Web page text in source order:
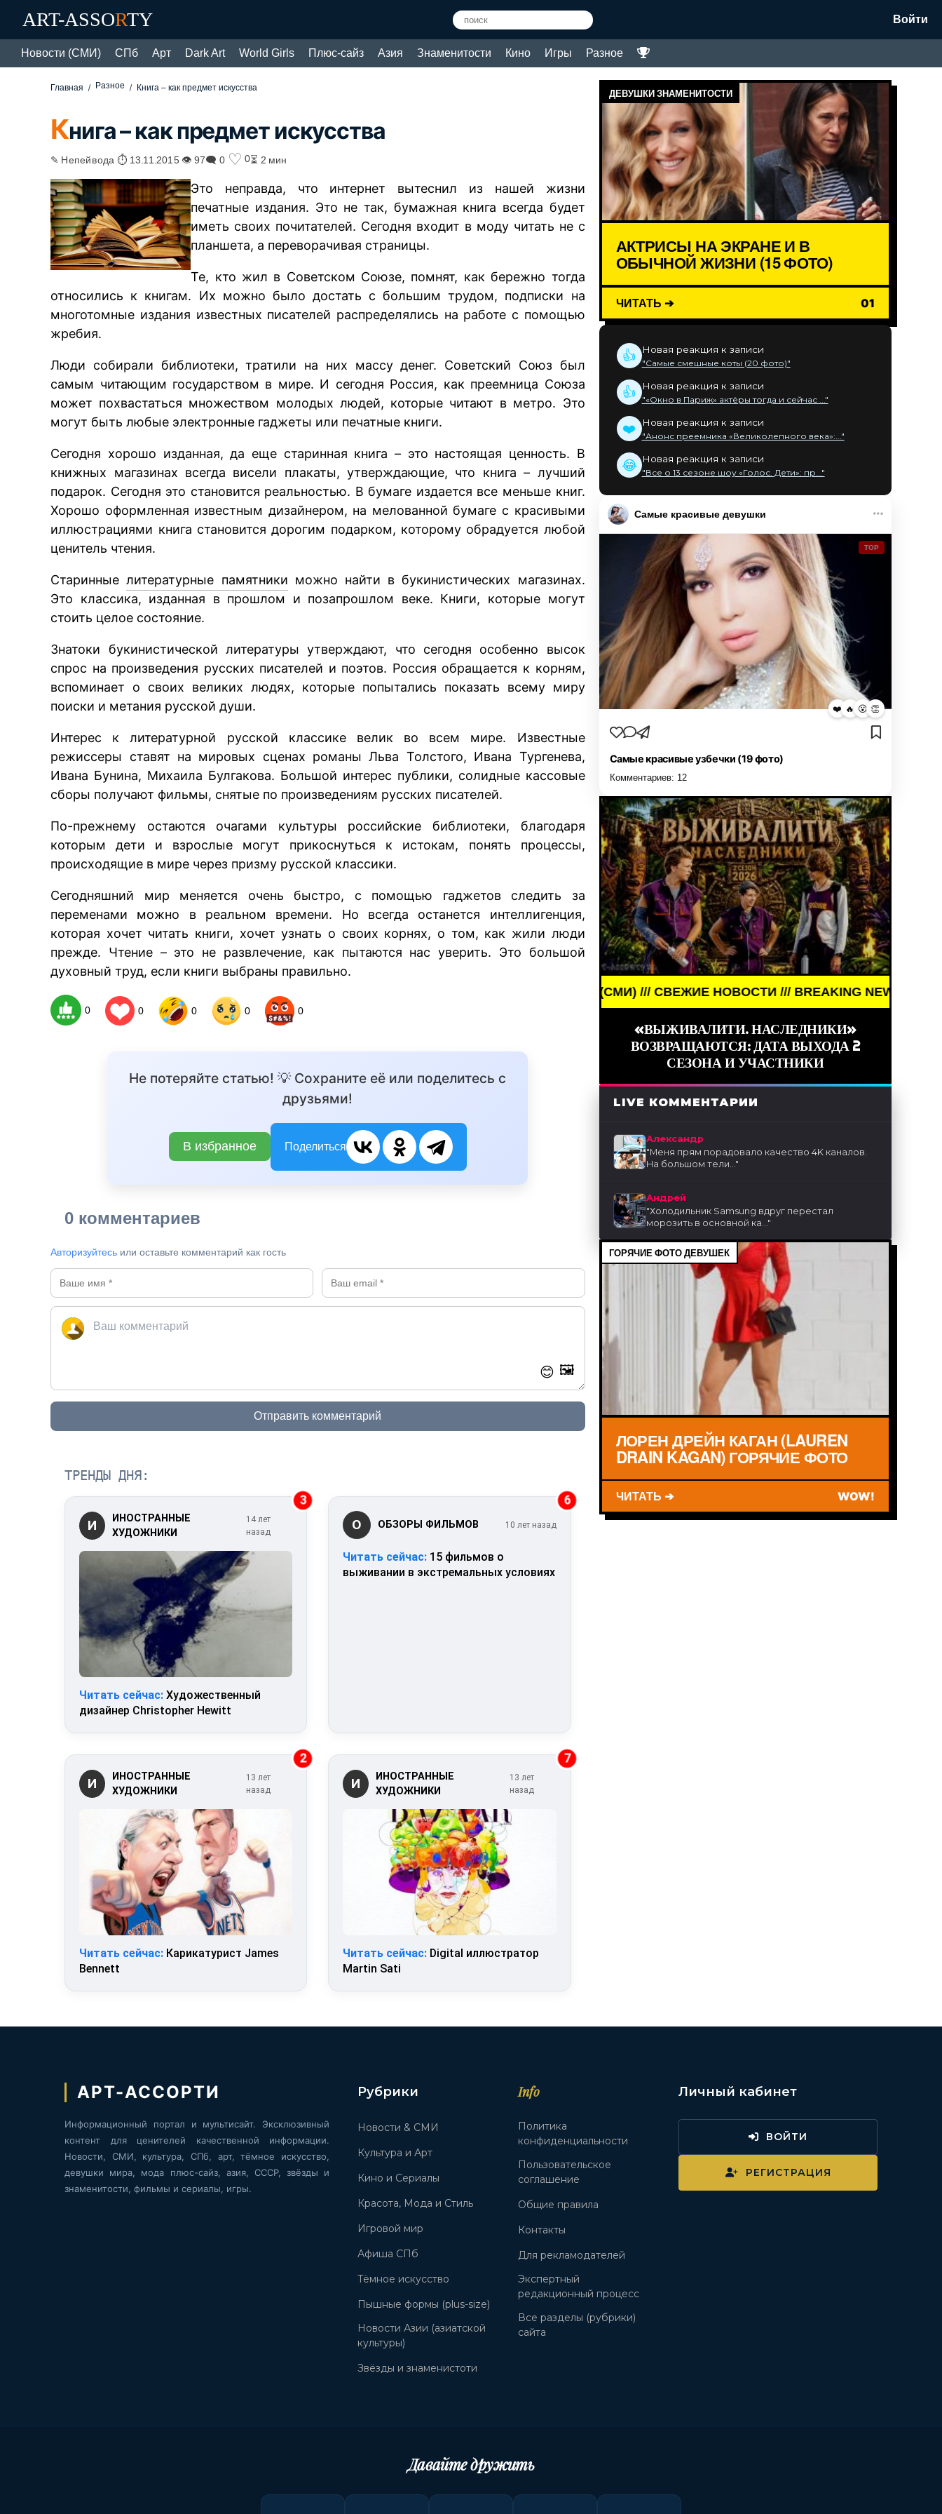
ART-ASSORTY Войти
Новости (СМИ) СПб Арт Dark Art World Girls Плюс-сайз Азия Знаменитости Кино Игры Разное
Главная Разное Книга – как предмет искусства
Книга – как предмет искусства
✎ Непейвода ⏱ 13.11.2015 👁 97🗨 0 ♡ 0⏳ 2 мин
Это неправда, что интернет вытеснил из нашей жизни
печатные издания. Это не так, бумажная книга всегда будет
иметь своих почитателей. Сегодня входит в моду читать не с
планшета, а переворачивая страницы.
Те, кто жил в Советском Союзе, помнят, как бережно тогда
относились к книгам. Их можно было достать с большим трудом, подписки на
многотомные издания известных писателей распределялись на работе с помощью
жребия.
Люди собирали библиотеки, тратили на них массу денег. Советский Союз был
самым читающим государством в мире. И сегодня Россия, как преемница Союза
может похвастаться множеством молодых людей, которые читают в метро. Это
могут быть любые электронные гаджеты или печатные книги.
Сегодня хорошо изданная, да еще старинная книга – это настоящая ценность. В
книжных магазинах всегда висели плакаты, утверждающие, что книга – лучший
подарок. Сегодня это становится реальностью. В бумаге издается все меньше книг.
Хорошо оформленная известным дизайнером, на мелованной бумаге с красивыми
иллюстрациями книга становится дорогим подарком, которому обрадуется любой
ценитель чтения.
Старинныелитературные памятники можно найти в букинистических магазинах.
Это классика, изданная в прошлом и позапрошлом веке. Книги, которые могут
стоить целое состояние.
Знатоки букинистической литературы утверждают, что сегодня особенно высок
спрос на произведения русских писателей и поэтов. Россия обращается к корням,
вспоминает о своих великих людях, которые попытались показать всему миру
поиски и метания русской души.
Интерес к литературной русской классике велик во всем мире. Известные
режиссеры ставят на мировых сценах романы Льва Толстого, Ивана Тургенева,
Ивана Бунина, Михаила Булгакова. Большой интерес публики, солидные кассовые
сборы получают фильмы, снятые по произведениям русских писателей.
По-прежнему остаются очагами культуры российские библиотеки, благодаря
которым дети и взрослые могут прикоснуться к истокам, понять процессы,
происходящие в мире через призму русской классики.
Сегодняшний мир меняется очень быстро, с помощью гаджетов следить за
переменами можно в реальном времени. Но всегда останется интеллигенция,
которая хочет читать книги, хочет узнать о своих корнях, о том, как жили люди
прежде. Чтение – это не развлечение, как пытаются нас уверить. Это большой
духовный труд, если книги выбраны правильно.
0 0 0 0 0
Не потеряйте статью! 💡 Сохраните её или поделитесь с
друзьями!
В избранное Поделиться
0 комментариев
Авторизуйтесь или оставьте комментарий как гость
😊 🖼️
Отправить комментарий
ТРЕНДЫ ДНЯ:
3
И
ИНОСТРАННЫЕ
ХУДОЖНИКИ
14 лет
назад
Читать сейчас: Художественный
дизайнер Christopher Hewitt
6
О ОБЗОРЫ ФИЛЬМОВ 10 лет назад
Читать сейчас: 15 фильмов о
выживании в экстремальных условиях
2
И
ИНОСТРАННЫЕ
ХУДОЖНИКИ
13 лет
назад
Читать сейчас: Карикатурист James
Bennett
7
И
ИНОСТРАННЫЕ
ХУДОЖНИКИ
13 лет
назад
Читать сейчас: Digital иллюстратор
Martin Sati
ДЕВУШКИ ЗНАМЕНИТОСТИ
АКТРИСЫ НА ЭКРАНЕ И В
ОБЫЧНОЙ ЖИЗНИ (15 ФОТО)
ЧИТАТЬ ➔ 01
👍 Новая реакция к записи
"Самые смешные коты (20 фото)"
👍 Новая реакция к записи
"«Окно в Париж» актёры тогда и сейчас ..."
❤️ Новая реакция к записи
"Анонс преемника «Великолепного века»:..."
😂 Новая реакция к записи
"Все о 13 сезоне шоу «Голос. Дети»: пр..."
Самые красивые девушки
TOP
❤️ 🔥 😮 👏
Самые красивые узбечки (19 фото)
Комментариев: 12
BREAKING NEWS /// НОВОСТИ (СМИ) /// СВЕЖИЕ НОВОСТИ /// BREAKING NEWS /// НОВОСТИ
«ВЫЖИВАЛИТИ. НАСЛЕДНИКИ»
ВОЗВРАЩАЮТСЯ: ДАТА ВЫХОДА 2
СЕЗОНА И УЧАСТНИКИ
LIVE КОММЕНТАРИИ
Александр
"Меня прям порадовало качество 4K каналов.
На большом тели..."
Андрей
"Холодильник Samsung вдруг перестал
морозить в основной ка..."
ГОРЯЧИЕ ФОТО ДЕВУШЕК
ЛОРЕН ДРЕЙН КАГАН (LAUREN
DRAIN KAGAN) ГОРЯЧИЕ ФОТО
ЧИТАТЬ ➔ WOW!
АРТ-АССОРТИ
Информационный портал и мультисайт. Эксклюзивный
контент для ценителей качественной информации.
Новости, СМИ, культура, СПб, арт, тёмное искусство,
девушки мира, мода плюс-сайз, азия, СССР, звёзды и
знаменитости, фильмы и сериалы, игры.
Рубрики
Новости & СМИ
Культура и Арт
Кино и Сериалы
Красота, Мода и Стиль
Игровой мир
Афиша СПб
Тёмное искусство
Пышные формы (plus-size)
Новости Азии (азиатской
культуры)
Звёзды и знаменистоти
Info
Политика
конфиденциальности
Пользовательское
соглашение
Общие правила
Контакты
Для рекламодателей
Экспертный
редакционный процесс
Все разделы (рубрики)
сайта
Личный кабинет
ВОЙТИ
РЕГИСТРАЦИЯ
Давайте дружить